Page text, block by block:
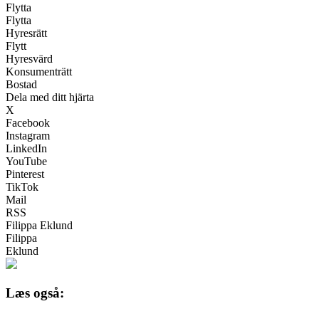
Flytta
Flytta
Hyresrätt
Flytt
Hyresvärd
Konsumenträtt
Bostad
Dela med ditt hjärta
X
Facebook
Instagram
LinkedIn
YouTube
Pinterest
TikTok
Mail
RSS
Filippa Eklund
Filippa
Eklund
Læs også: